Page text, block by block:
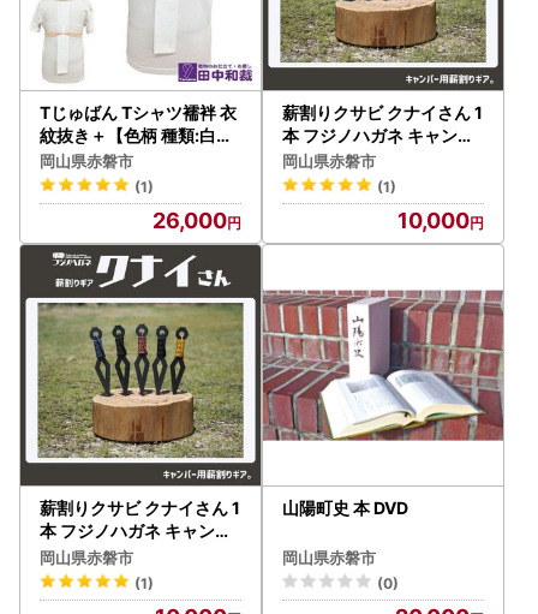
Tじゅばん Tシャツ襦袢 衣
紋抜き＋【色柄 種類:白ポ
リ絽】女性用 田中和裁 S/
M/L/LL ファッション レデ
ィース 織物 Mサイズ
岡山県赤磐市
(1)
26,000
薪割りクサビ クナイさん 1
本 フジノハガネ キャンプ
岡山県赤磐市
(1)
10,000
薪割りクサビ クナイさん 1
本 フジノハガネ キャンプ
岡山県赤磐市
(1)
山陽町史 本 DVD
岡山県赤磐市
(0)